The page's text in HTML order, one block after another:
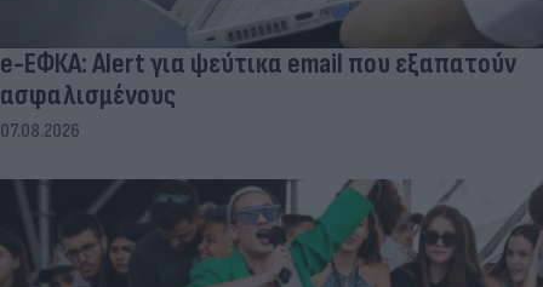
e-ΕΦΚΑ: Alert για ψεύτικα email που εξαπατούν
ασφαλισμένους
07.08.2026